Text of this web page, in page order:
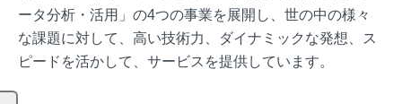
ータ分析・活用」の4つの事業を展開し、世の中の様々
な課題に対して、高い技術力、ダイナミックな発想、ス
ピードを活かして、サービスを提供しています。